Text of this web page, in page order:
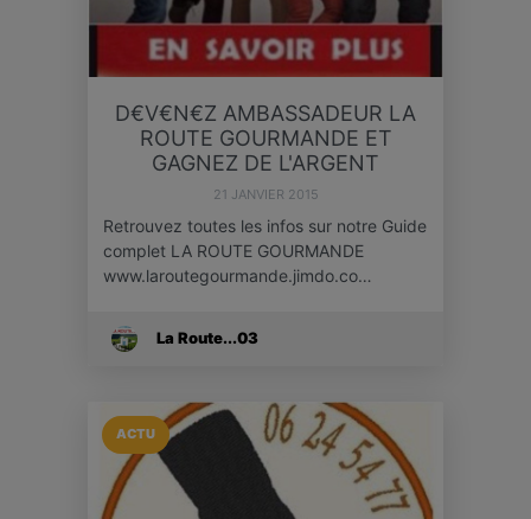
D€V€N€Z AMBASSADEUR LA
ROUTE GOURMANDE ET
GAGNEZ DE L'ARGENT
21 JANVIER 2015
Retrouvez toutes les infos sur notre Guide
complet LA ROUTE GOURMANDE
www.laroutegourmande.jimdo.co…
La Route...03
ACTU